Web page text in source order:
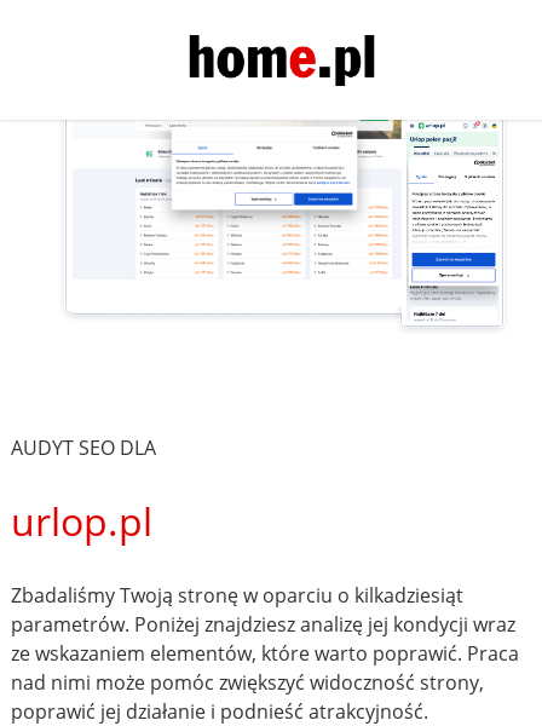
AUDYT SEO DLA
urlop.pl
Zbadaliśmy Twoją stronę w oparciu o kilkadziesiąt
parametrów. Poniżej znajdziesz analizę jej kondycji wraz
ze wskazaniem elementów, które warto poprawić. Praca
nad nimi może pomóc zwiększyć widoczność strony,
poprawić jej działanie i podnieść atrakcyjność.